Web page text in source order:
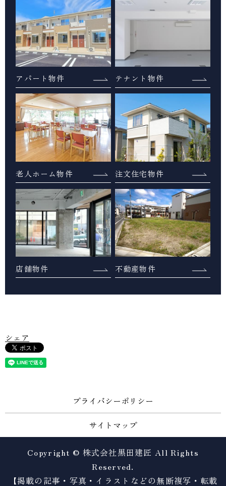
アパート物件 テナント物件
老人ホーム物件 注文住宅物件
店舗物件 不動産物件
シェア
プライバシーポリシー
サイトマップ
Copyright © 株式会社黒田建匠 All Rights
Reserved.
【掲載の記事・写真・イラストなどの無断複写・転載